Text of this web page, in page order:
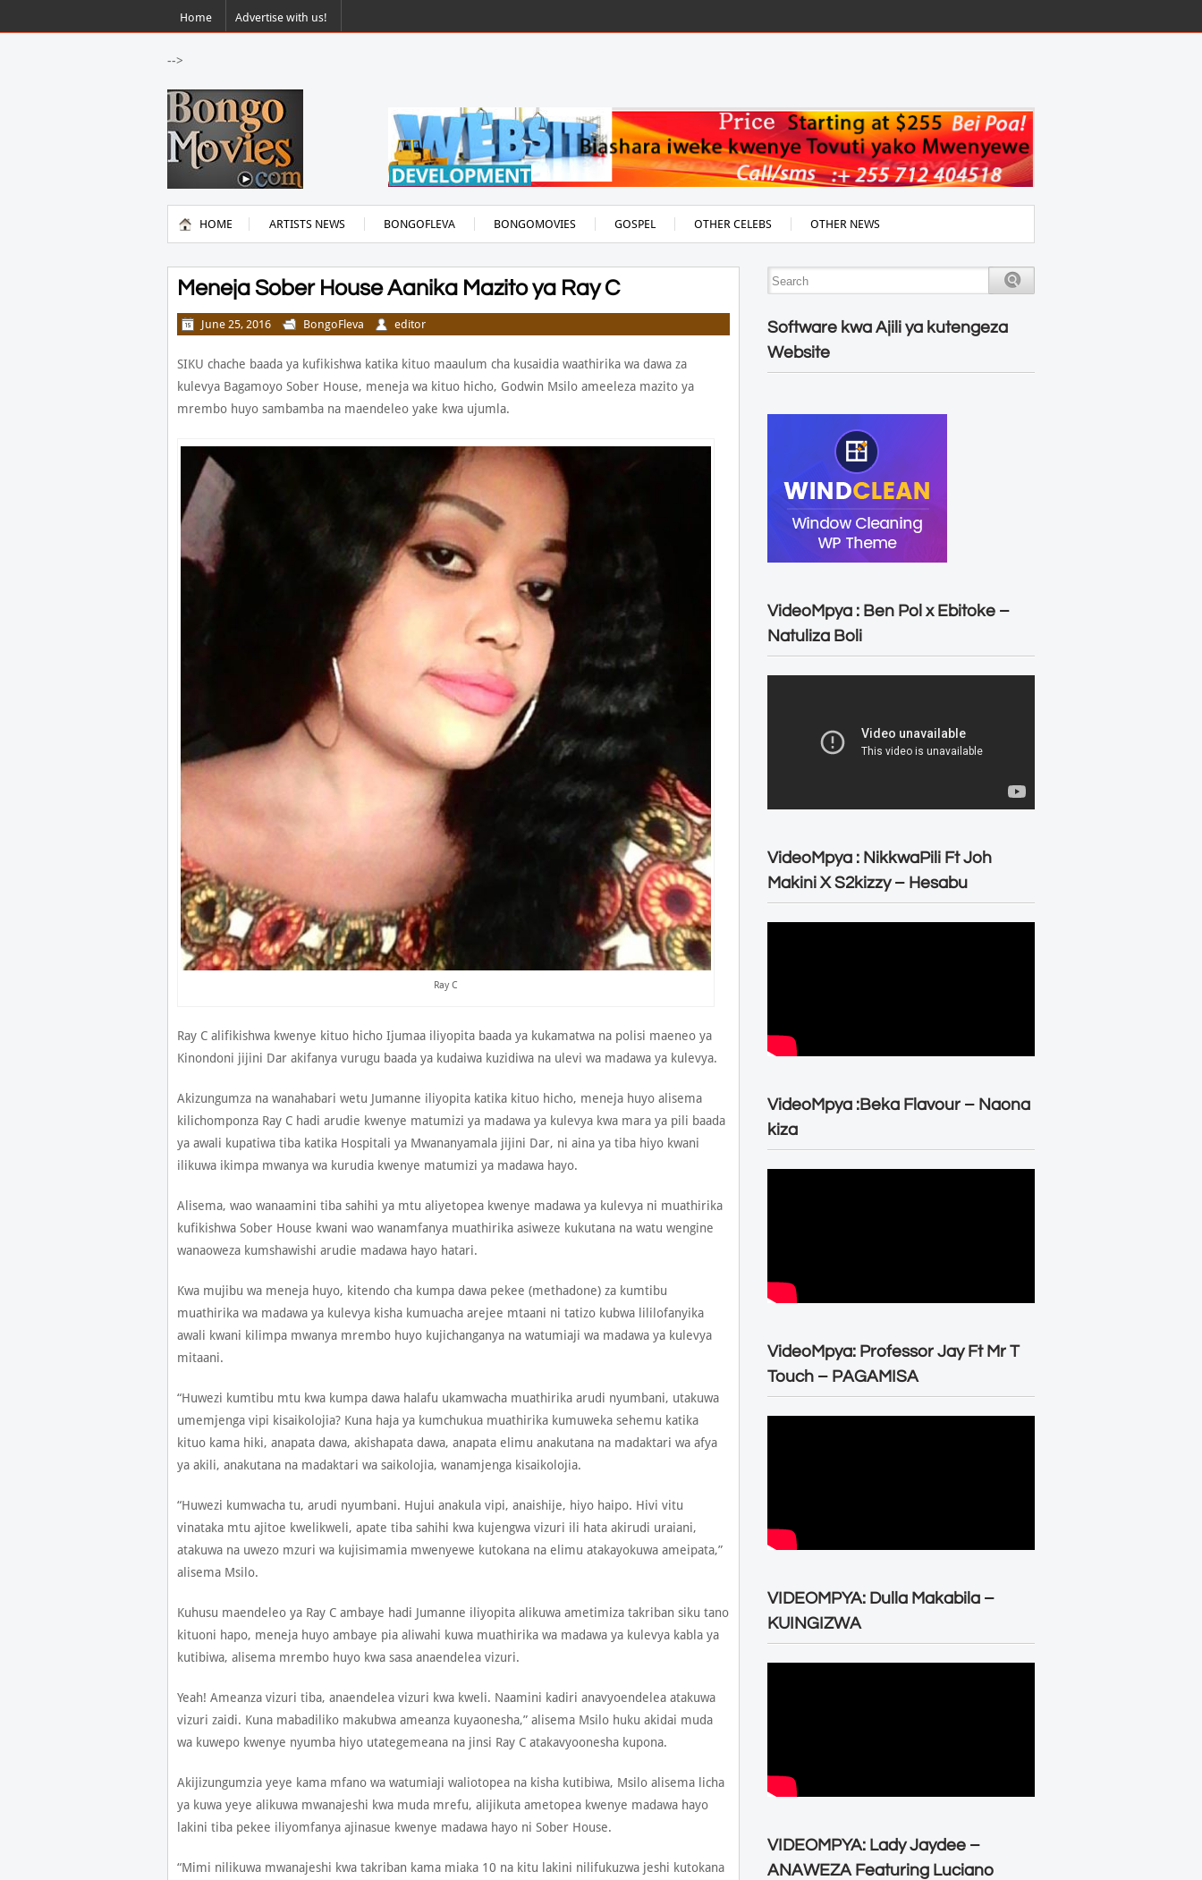
Home Advertise with us!
-->
HOME ARTISTS NEWS BONGOFLEVA BONGOMOVIES GOSPEL OTHER CELEBS OTHER NEWS
Meneja Sober House Aanika Mazito ya Ray C
June 25, 2016 BongoFleva editor
SIKU chache baada ya kufikishwa katika kituo maaulum cha kusaidia waathirika wa dawa za
kulevya Bagamoyo Sober House, meneja wa kituo hicho, Godwin Msilo ameeleza mazito ya
mrembo huyo sambamba na maendeleo yake kwa ujumla.
Ray C
Ray C alifikishwa kwenye kituo hicho Ijumaa iliyopita baada ya kukamatwa na polisi maeneo ya
Kinondoni jijini Dar akifanya vurugu baada ya kudaiwa kuzidiwa na ulevi wa madawa ya kulevya.
Akizungumza na wanahabari wetu Jumanne iliyopita katika kituo hicho, meneja huyo alisema
kilichomponza Ray C hadi arudie kwenye matumizi ya madawa ya kulevya kwa mara ya pili baada
ya awali kupatiwa tiba katika Hospitali ya Mwananyamala jijini Dar, ni aina ya tiba hiyo kwani
ilikuwa ikimpa mwanya wa kurudia kwenye matumizi ya madawa hayo.
Alisema, wao wanaamini tiba sahihi ya mtu aliyetopea kwenye madawa ya kulevya ni muathirika
kufikishwa Sober House kwani wao wanamfanya muathirika asiweze kukutana na watu wengine
wanaoweza kumshawishi arudie madawa hayo hatari.
Kwa mujibu wa meneja huyo, kitendo cha kumpa dawa pekee (methadone) za kumtibu
muathirika wa madawa ya kulevya kisha kumuacha arejee mtaani ni tatizo kubwa lililofanyika
awali kwani kilimpa mwanya mrembo huyo kujichanganya na watumiaji wa madawa ya kulevya
mitaani.
“Huwezi kumtibu mtu kwa kumpa dawa halafu ukamwacha muathirika arudi nyumbani, utakuwa
umemjenga vipi kisaikolojia? Kuna haja ya kumchukua muathirika kumuweka sehemu katika
kituo kama hiki, anapata dawa, akishapata dawa, anapata elimu anakutana na madaktari wa afya
ya akili, anakutana na madaktari wa saikolojia, wanamjenga kisaikolojia.
“Huwezi kumwacha tu, arudi nyumbani. Hujui anakula vipi, anaishije, hiyo haipo. Hivi vitu
vinataka mtu ajitoe kwelikweli, apate tiba sahihi kwa kujengwa vizuri ili hata akirudi uraiani,
atakuwa na uwezo mzuri wa kujisimamia mwenyewe kutokana na elimu atakayokuwa ameipata,”
alisema Msilo.
Kuhusu maendeleo ya Ray C ambaye hadi Jumanne iliyopita alikuwa ametimiza takriban siku tano
kituoni hapo, meneja huyo ambaye pia aliwahi kuwa muathirika wa madawa ya kulevya kabla ya
kutibiwa, alisema mrembo huyo kwa sasa anaendelea vizuri.
Yeah! Ameanza vizuri tiba, anaendelea vizuri kwa kweli. Naamini kadiri anavyoendelea atakuwa
vizuri zaidi. Kuna mabadiliko makubwa ameanza kuyaonesha,” alisema Msilo huku akidai muda
wa kuwepo kwenye nyumba hiyo utategemeana na jinsi Ray C atakavyoonesha kupona.
Akijizungumzia yeye kama mfano wa watumiaji waliotopea na kisha kutibiwa, Msilo alisema licha
ya kuwa yeye alikuwa mwanajeshi kwa muda mrefu, alijikuta ametopea kwenye madawa hayo
lakini tiba pekee iliyomfanya ajinasue kwenye madawa hayo ni Sober House.
“Mimi nilikuwa mwanajeshi kwa takriban kama miaka 10 na kitu lakini nilifukuzwa jeshi kutokana
Software kwa Ajili ya kutengeza
Website
VideoMpya : Ben Pol x Ebitoke –
Natuliza Boli
VideoMpya : NikkwaPili Ft Joh
Makini X S2kizzy – Hesabu
VideoMpya :Beka Flavour – Naona
kiza
VideoMpya: Professor Jay Ft Mr T
Touch – PAGAMISA
VIDEOMPYA: Dulla Makabila –
KUINGIZWA
VIDEOMPYA: Lady Jaydee –
ANAWEZA Featuring Luciano